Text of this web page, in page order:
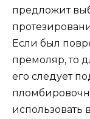
предложит
Если был
премоляр, то
его следует